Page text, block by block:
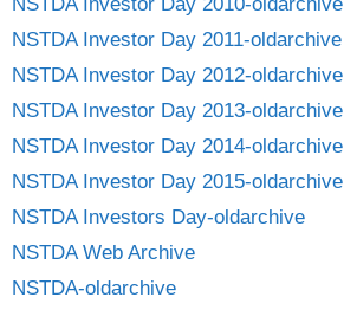
NSTDA Investor Day 2011-oldarchive
NSTDA Investor Day 2012-oldarchive
NSTDA Investor Day 2013-oldarchive
NSTDA Investor Day 2014-oldarchive
NSTDA Investor Day 2015-oldarchive
NSTDA Investors Day-oldarchive
NSTDA Web Archive
NSTDA-oldarchive